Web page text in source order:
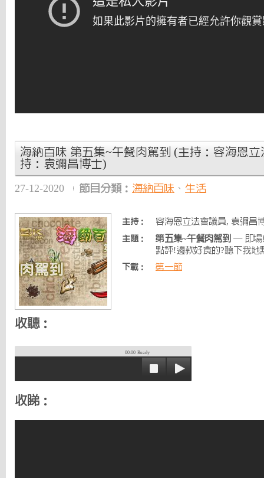
海納百味 第五集~午餐肉駕到 (主持：容海恩
持：袁彌昌博士)
27-12-2020 節目分類： 海納百味 、 生活
主持： 容海恩立法會議員, 袁彌昌
主題： 第五集~午餐肉駕到 — 即場
點評!邊款好食的?聽下我地
下載： 第一節
收聽：
00:00 Ready
收睇：